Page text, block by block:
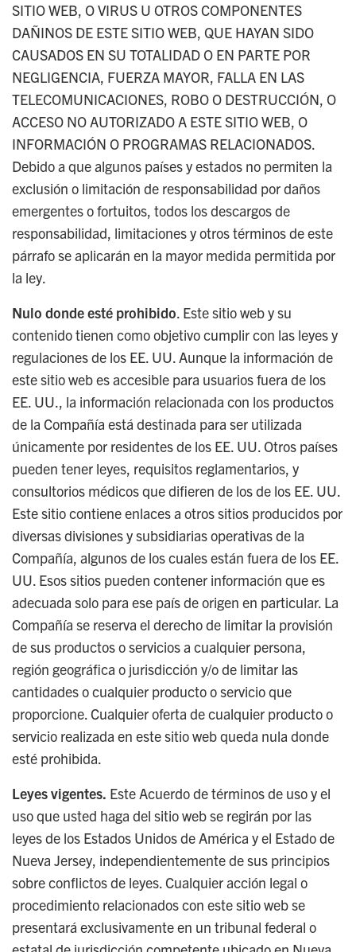
SITIO WEB, O VIRUS U OTROS COMPONENTES
DAÑINOS DE ESTE SITIO WEB, QUE HAYAN SIDO
CAUSADOS EN SU TOTALIDAD O EN PARTE POR
NEGLIGENCIA, FUERZA MAYOR, FALLA EN LAS
TELECOMUNICACIONES, ROBO O DESTRUCCIÓN, O
ACCESO NO AUTORIZADO A ESTE SITIO WEB, O
INFORMACIÓN O PROGRAMAS RELACIONADOS.
Debido a que algunos países y estados no permiten la
exclusión o limitación de responsabilidad por daños
emergentes o fortuitos, todos los descargos de
responsabilidad, limitaciones y otros términos de este
párrafo se aplicarán en la mayor medida permitida por
la ley.
Nulo donde esté prohibido. Este sitio web y su
contenido tienen como objetivo cumplir con las leyes y
regulaciones de los EE. UU. Aunque la información de
este sitio web es accesible para usuarios fuera de los
EE. UU., la información relacionada con los productos
de la Compañía está destinada para ser utilizada
únicamente por residentes de los EE. UU. Otros países
pueden tener leyes, requisitos reglamentarios, y
consultorios médicos que difieren de los de los EE. UU.
Este sitio contiene enlaces a otros sitios producidos por
diversas divisiones y subsidiarias operativas de la
Compañía, algunos de los cuales están fuera de los EE.
UU. Esos sitios pueden contener información que es
adecuada solo para ese país de origen en particular. La
Compañía se reserva el derecho de limitar la provisión
de sus productos o servicios a cualquier persona,
región geográfica o jurisdicción y/o de limitar las
cantidades o cualquier producto o servicio que
proporcione. Cualquier oferta de cualquier producto o
servicio realizada en este sitio web queda nula donde
esté prohibida.
Leyes vigentes. Este Acuerdo de términos de uso y el
uso que usted haga del sitio web se regirán por las
leyes de los Estados Unidos de América y el Estado de
Nueva Jersey, independientemente de sus principios
sobre conflictos de leyes. Cualquier acción legal o
procedimiento relacionados con este sitio web se
presentará exclusivamente en un tribunal federal o